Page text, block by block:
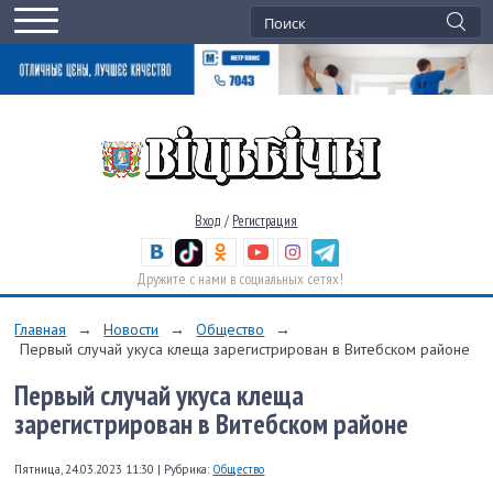
Вход / Регистрация
Дружите с нами в социальных сетях!
Главная → Новости → Общество
→
Первый случай укуса клеща зарегистрирован в Витебском районе
Первый случай укуса клеща
зарегистрирован в Витебском районе
Пятница, 24.03.2023 11:30 | Рубрика: Общество